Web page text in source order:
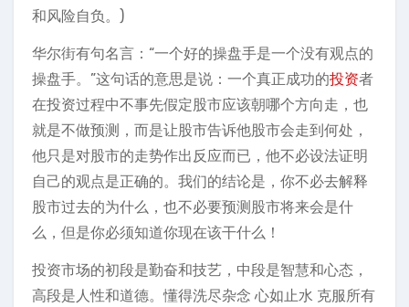
和风险自负。)
华尔街有句名言：“一个好的操盘手是一个没有观点的
操盘手。”这句话的意思是说：一个真正成功的投资者
在投资过程中不事先假定股市应该朝哪个方向走，也
就是不做预测，而是让股市告诉他股市会走到何处，
他只是对股市的走势作出反应而已，他不必设法证明
自己的观点是正确的。我们的结论是，你不必去解释
股市过去的为什么，也不必要预测股市将来会是什
么，但是你必须知道你现在该干什么！
投资市场的初段是勤奋和技艺，中段是智慧和心态，
高段是人性和道德。懂得洗尽杂念 心如止水 克服所有